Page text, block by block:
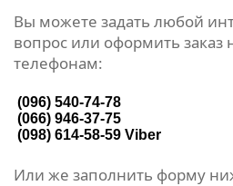
Вы можете задать любой
вопрос или оформить заказ
телефонам:
(096) 540-74-78
(066) 946-37-75
(098) 614-58-59 Viber
Или же заполнить форму